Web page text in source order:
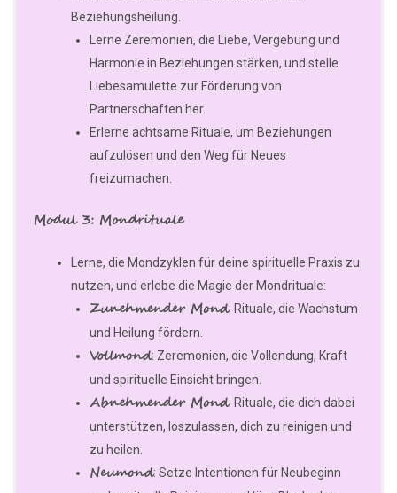
Beziehungsheilung.
Lerne Zeremonien, die Liebe, Vergebung und
Harmonie in Beziehungen stärken, und stelle
Liebesamulette zur Förderung von
Partnerschaften her.
Erlerne achtsame Rituale, um Beziehungen
aufzulösen und den Weg für Neues
freizumachen.
Modul 3: Mondrituale
Lerne, die Mondzyklen für deine spirituelle Praxis zu
nutzen, und erlebe die Magie der Mondrituale:
Zunehmender Mond: Rituale, die Wachstum
und Heilung fördern.
Vollmond: Zeremonien, die Vollendung, Kraft
und spirituelle Einsicht bringen.
Abnehmender Mond: Rituale, die dich dabei
unterstützen, loszulassen, dich zu reinigen und
zu heilen.
Neumond: Setze Intentionen für Neubeginn